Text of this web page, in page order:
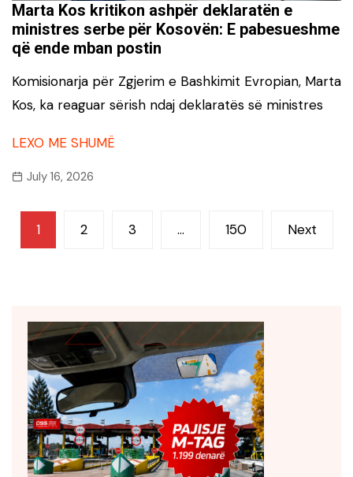
Marta Kos kritikon ashpër deklaratën e
ministres serbe për Kosovën: E pabesueshme
që ende mban postin
Komisionarja për Zgjerim e Bashkimit Evropian, Marta
Kos, ka reaguar sërish ndaj deklaratës së ministres
LEXO ME SHUMË
July 16, 2026
Posts
navigation
1 2 3 … 150 Next